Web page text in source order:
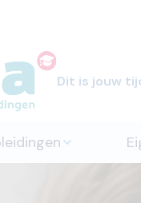
Dit is jouw